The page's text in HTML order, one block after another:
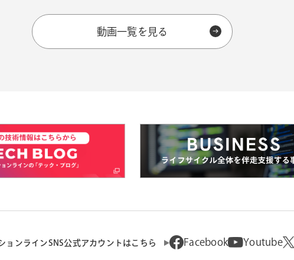
動画一覧を見る
ョンラインSNS公式アカウントはこちら Facebook Youtube